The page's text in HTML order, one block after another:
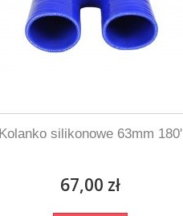
Kolanko silikonowe 63mm 180'
67,00 zł